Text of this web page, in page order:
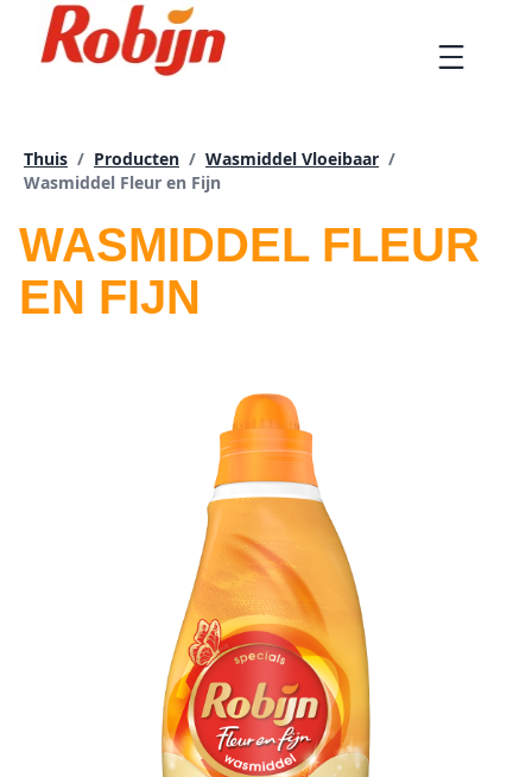
Doorgaan
artikel
Thuis / Producten / Wasmiddel Vloeibaar /
Huidige pagina:
Wasmiddel Fleur en Fijn
WASMIDDEL FLEUR
EN FIJN